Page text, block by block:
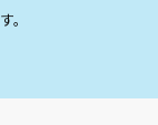
。